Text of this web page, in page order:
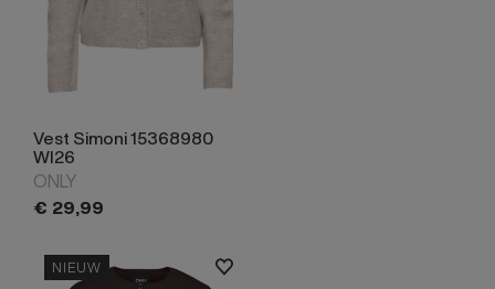
Vest Simoni 15368980
WI26
ONLY
€ 29,99
NIEUW